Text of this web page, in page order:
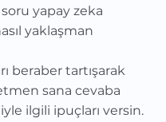
soru yapay zeka
yaklaşman
beraber tartışarak
sana cevaba
ilgili ipuçları versin.